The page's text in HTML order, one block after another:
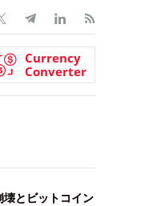
Currency
Converter
とビットコイン